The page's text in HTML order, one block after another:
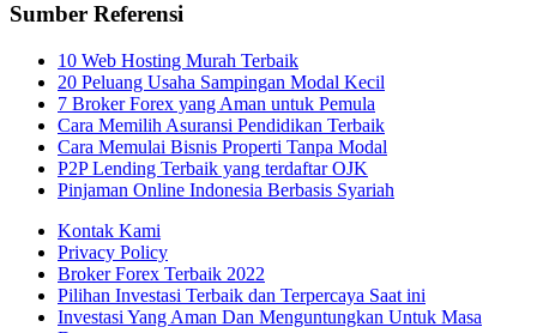
Sumber Referensi
10 Web Hosting Murah Terbaik
20 Peluang Usaha Sampingan Modal Kecil
7 Broker Forex yang Aman untuk Pemula
Cara Memilih Asuransi Pendidikan Terbaik
Cara Memulai Bisnis Properti Tanpa Modal
P2P Lending Terbaik yang terdaftar OJK
Pinjaman Online Indonesia Berbasis Syariah
Kontak Kami
Privacy Policy
Broker Forex Terbaik 2022
Pilihan Investasi Terbaik dan Terpercaya Saat ini
Investasi Yang Aman Dan Menguntungkan Untuk Masa